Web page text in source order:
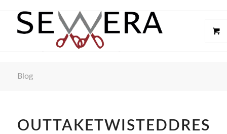
Blog
OUTTAKETWISTEDDRESS